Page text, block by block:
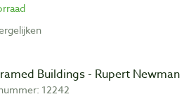
Buildings - Rupert Newman
12242